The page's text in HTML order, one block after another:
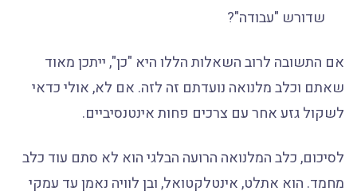
שדורש "עבודה"?
אם התשובה לרוב השאלות הללו היא "כן", ייתכן מאוד
שאתם וכלב מלנואה נועדתם זה לזה. אם לא, אולי כדאי
לשקול גזע אחר עם צרכים פחות אינטנסיביים.
לסיכום, כלב המלנואה הרועה הבלגי הוא לא סתם עוד כלב
מחמד. הוא אתלט, אינטלקטואל, ובן לוויה נאמן עד עמקי